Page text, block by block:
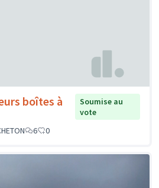
boîtes à
Soumise au
vote
6 0